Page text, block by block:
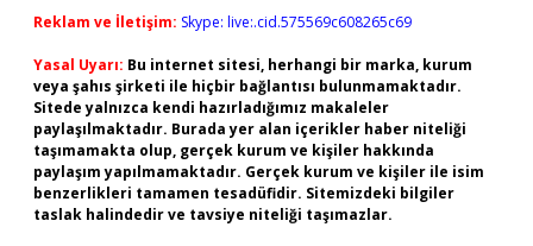
Reklam ve İletişim: Skype: live:.cid.575569c608265c69
Yasal Uyarı: Bu internet sitesi, herhangi bir marka, kurum
veya şahıs şirketi ile hiçbir bağlantısı bulunmamaktadır.
Sitede yalnızca kendi hazırladığımız makaleler
paylaşılmaktadır. Burada yer alan içerikler haber niteliği
taşımamakta olup, gerçek kurum ve kişiler hakkında
paylaşım yapılmamaktadır. Gerçek kurum ve kişiler ile isim
benzerlikleri tamamen tesadüfidir. Sitemizdeki bilgiler
taslak halindedir ve tavsiye niteliği taşımazlar.